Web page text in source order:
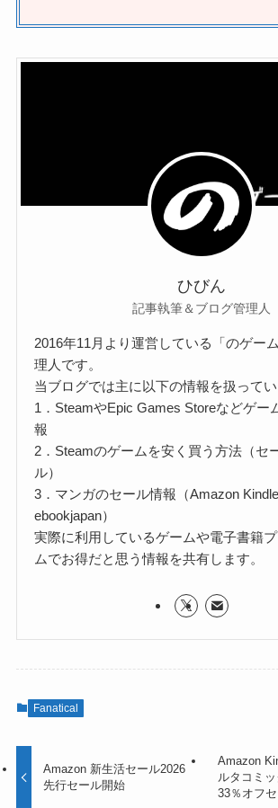
ひびん
記事執筆＆ブログ管理人
2016年11月より運営している「のゲー
理人です。
当ブログでは主に以下の情報を扱ってい
1．SteamやEpic Games Storeなどゲー
報
2．Steamのゲームを安く買う方法（セ
ル）
3．マンガのセール情報（Amazon
ebookjapan）
実際に利用しているゲームや電子書籍
ムでお得だと思う情報を共有します。
Fanatical
Amazon 新生活セール2026
先行セール開始
Amazon
ルタコミ
33％オフ